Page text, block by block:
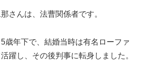
さんは、法曹関係者です。
歳年下で、結婚当時は有名ローファ
躍し、その後判事に転身しました。